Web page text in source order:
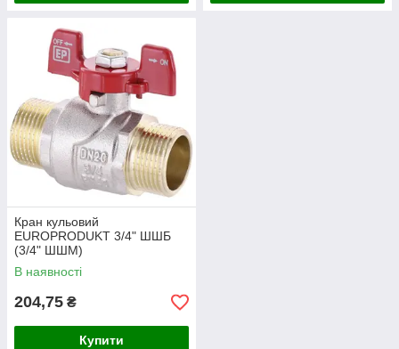
Кран кульовий
EUROPRODUKT 3/4" ШШБ
(3/4" ШШМ)
В наявності
204,75 ₴
Купити